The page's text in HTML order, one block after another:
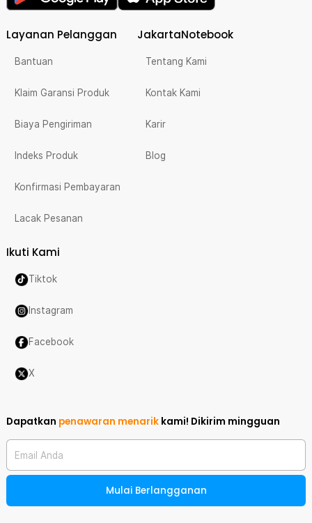
Layanan Pelanggan
Bantuan
Klaim Garansi Produk
Biaya Pengiriman
Indeks Produk
Konfirmasi Pembayaran
Lacak Pesanan
JakartaNotebook
Tentang Kami
Kontak Kami
Karir
Blog
Ikuti Kami
Tiktok
Instagram
Facebook
X
Dapatkan penawaran menarik kami! Dikirim mingguan
Email Anda
Mulai Berlangganan